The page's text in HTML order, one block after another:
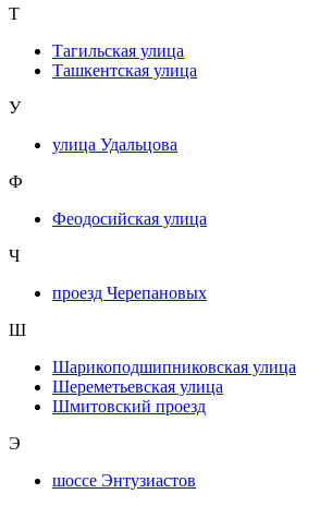
Т
Тагильская улица
Ташкентская улица
У
улица Удальцова
Ф
Феодосийская улица
Ч
проезд Черепановых
Ш
Шарикоподшипниковская улица
Шереметьевская улица
Шмитовский проезд
Э
шоссе Энтузиастов